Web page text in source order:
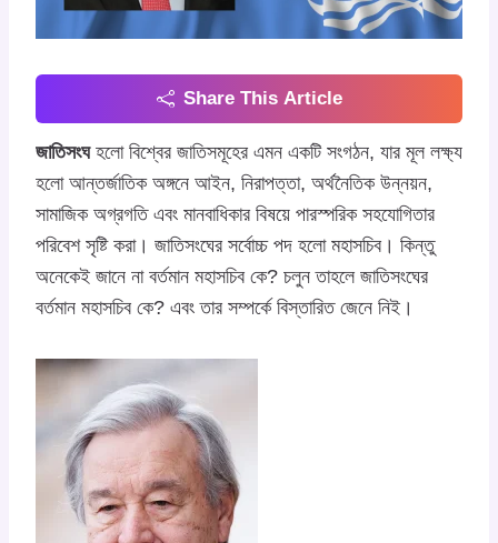
Share This Article
জাতিসংঘহলো বিশ্বের জাতিসমূহের এমন একটি সংগঠন, যার মূল লক্ষ্য
হলো আন্তর্জাতিক অঙ্গনে আইন, নিরাপত্তা, অর্থনৈতিক উন্নয়ন,
সামাজিক অগ্রগতি এবং মানবাধিকার বিষয়ে পারস্পরিক সহযোগিতার
পরিবেশ সৃষ্টি করা। জাতিসংঘের সর্বোচ্চ পদ হলো মহাসচিব। কিন্তু
অনেকেই জানে না বর্তমান মহাসচিব কে? চলুন তাহলে জাতিসংঘের
বর্তমান মহাসচিব কে? এবং তার সম্পর্কে বিস্তারিত জেনে নিই।